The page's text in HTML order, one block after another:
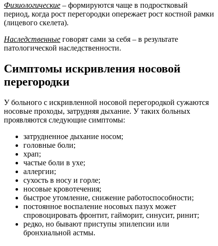
Физиологические – формируются чаще в подростковый
период, когда рост перегородки опережает рост костной рамки
(лицевого скелета).
Наследственные говорят сами за себя – в результате
патологической наследственности.
Симптомы искривления носовой
перегородки
У больного с искривленной носовой перегородкой сужаются
носовые проходы, затрудняя дыхание. У таких больных
проявляются следующие симптомы:
затрудненное дыхание носом;
головные боли;
храп;
частые боли в ухе;
аллергии;
сухость в носу и горле;
носовые кровотечения;
быстрое утомление, снижение работоспособности;
постоянное воспаление носовых пазух может
спровоцировать фронтит, гайморит, синусит, ринит;
редко, но бывают приступы эпилепсии или
бронхиальной астмы.